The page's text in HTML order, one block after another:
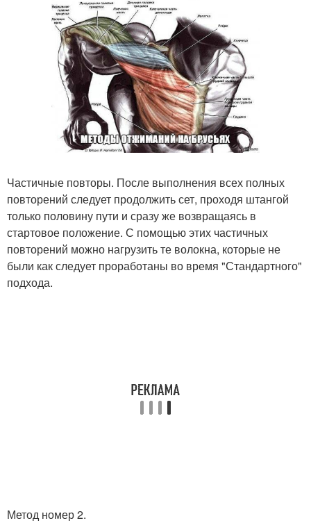
Частичные повторы. После выполнения всех полных
повторений следует продолжить сет, проходя штангой
только половину пути и сразу же возвращаясь в
стартовое положение. С помощью этих частичных
повторений можно нагрузить те волокна, которые не
были как следует проработаны во время "Стандартного"
подхода.
Метод номер 2.